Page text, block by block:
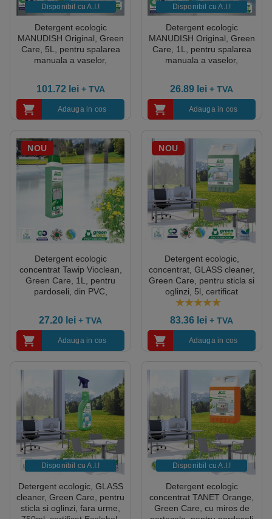
Disponibil cu A.I.​!
Detergent ecologic
MANUDISH Original, Green
Care, 5L, pentru spalarea
manuala a vaselor,
Ecolabel, Cradle-to-Cradle,
Biodegradabil complet
101.72 lei + TVA
Adauga in cos
Disponibil cu A.I.​!
Detergent ecologic
MANUDISH Original, Green
Care, 1L, pentru spalarea
manuala a vaselor,
Ecolabel, Cradle-to-Cradle,
Biodegradabil complet
26.89 lei + TVA
Adauga in cos
NOU
Detergent ecologic
concentrat Tawip Vioclean,
Green Care, 1L, pentru
pardoseli, din PVC,
antialunecare, certificat
Ecolabel, Cradle-to-Cradle,
Biodegradabil, CLP free
27.20 lei + TVA
Adauga in cos
NOU
Detergent ecologic,
concentrat, GLASS cleaner,
Green Care, pentru sticla si
oglinzi, 5l, certificat
Ecolabel, Cradle-to-Cradle,
83.36 lei + TVA
Adauga in cos
Disponibil cu A.I.​!
Detergent ecologic, GLASS
cleaner, Green Care, pentru
sticla si oglinzi, fara urme,
Disponibil cu A.I.​!
Detergent ecologic
concentrat TANET Orange,
Green Care, cu miros de